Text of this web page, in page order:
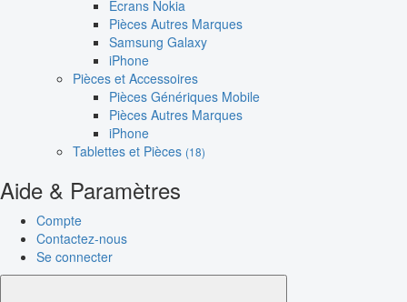
Écrans Nokia
Pièces Autres Marques
Samsung Galaxy
iPhone
Pièces et Accessoires
Pièces Génériques Mobile
Pièces Autres Marques
iPhone
Tablettes et Pièces (18)
Aide & Paramètres
Compte
Contactez-nous
Se connecter